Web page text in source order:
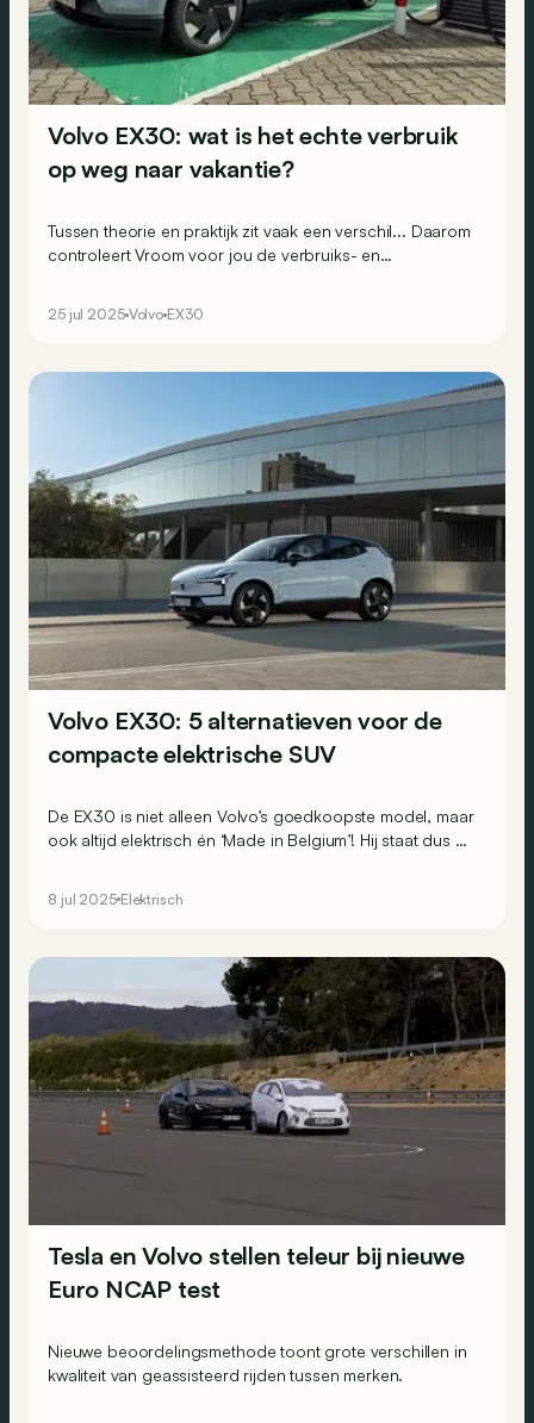
Volvo EX30: wat is het echte verbruik
op weg naar vakantie?
Tussen theorie en praktijk zit vaak een verschil... Daarom
controleert Vroom voor jou de verbruiks- en
elektrische Volvo EX30 voor een zomerse rit tussen
25 jul 2025 Volvo EX30
Volvo EX30: 5 alternatieven voor de
compacte elektrische SUV
De EX30 is niet alleen Volvo’s goedkoopste model, maar
ook altijd elektrisch én ‘Made in Belgium’! Hij staat dus op
8 jul 2025 Elektrisch
Tesla en Volvo stellen teleur bij nieuwe
Euro NCAP test
Nieuwe beoordelingsmethode toont grote verschillen in
kwaliteit van geassisteerd rijden tussen merken.